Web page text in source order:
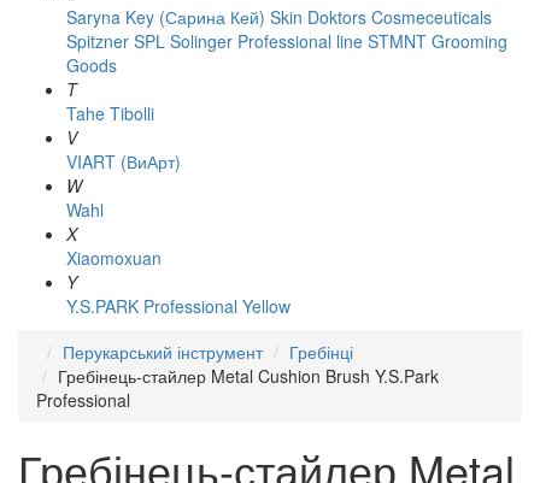
Saryna Key (Сарина Кей) Skin Doktors Cosmeceuticals
Spitzner SPL Solinger Professional line STMNT Grooming
Goods
T
Tahe Tibolli
V
VIART (ВиАрт)
W
Wahl
X
Xiaomoxuan
Y
Y.S.PARK Professional Yellow
Перукарський інструмент
Гребінці
Гребінець-стайлер Metal Cushion Brush Y.S.Park
Professional
Гребінець-стайлер Metal